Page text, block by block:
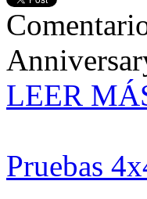
LEER
Pruebas